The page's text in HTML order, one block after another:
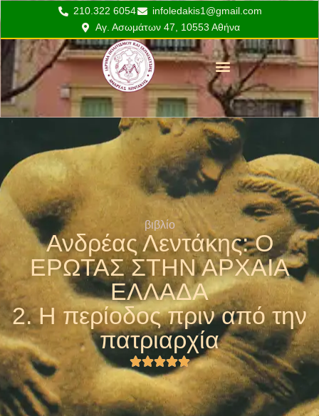
210.322 6054
infoledakis1@gmail.com
Αγ. Ασωμάτων 47, 10553 Αθήνα
βιβλίο
Ανδρέας Λεντάκης: Ο
ΕΡΩΤΑΣ ΣΤΗΝ ΑΡΧΑΙΑ
ΕΛΛΑΔΑ
2. Η περίοδος πριν από την
πατριαρχία
